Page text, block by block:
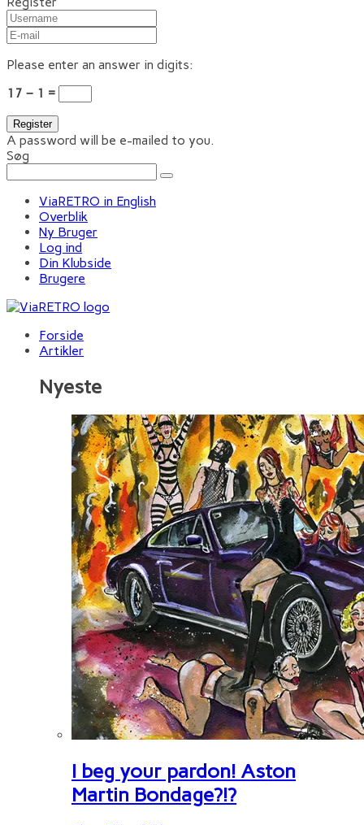
Please enter an answer in digits:
17 − 1 =
A password will be e-mailed to you.
Søg
ViaRETRO in English
Overblik
Ny Bruger
Log ind
Din Klubside
Brugere
Forside
Artikler
Nyeste
I beg your pardon! Aston
Martin Bondage?!?